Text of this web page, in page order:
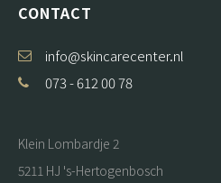
CONTACT
info@skincarecenter.nl
073 - 612 00 78
Klein Lombardje 2
5211 HJ 's-Hertogenbosch